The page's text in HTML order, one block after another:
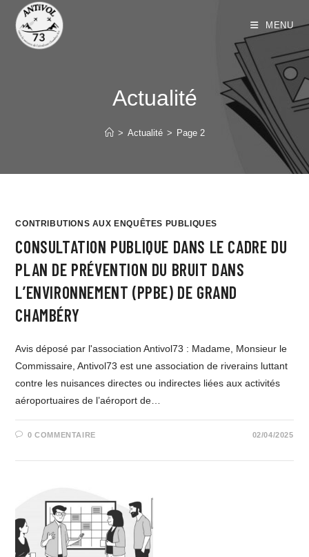
MENU
Actualité
> Actualité > Page 2
CONTRIBUTIONS AUX ENQUÊTES PUBLIQUES
CONSULTATION PUBLIQUE DANS LE CADRE DU
PLAN DE PRÉVENTION DU BRUIT DANS
L’ENVIRONNEMENT (PPBE) DE GRAND
CHAMBÉRY
Avis déposé par l'association Antivol73 : Madame, Monsieur le
Commissaire, Antivol73 est une association de riverains luttant
contre les nuisances directes ou indirectes liées aux activités
aéroportuaires de l’aéroport de…
0 COMMENTAIRE 02/04/2025